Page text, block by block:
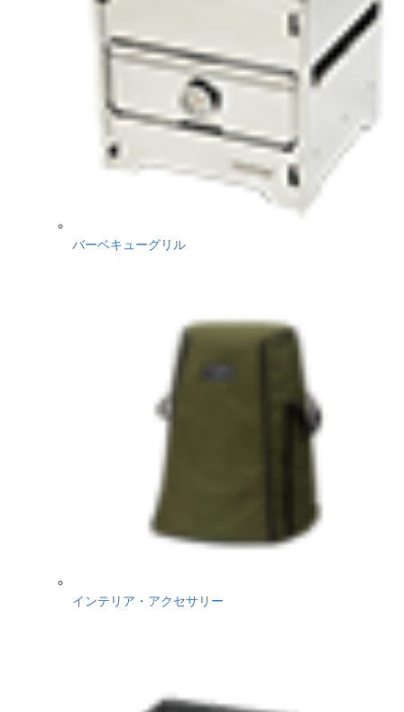
バーベキューグリル
インテリア・アクセサリー